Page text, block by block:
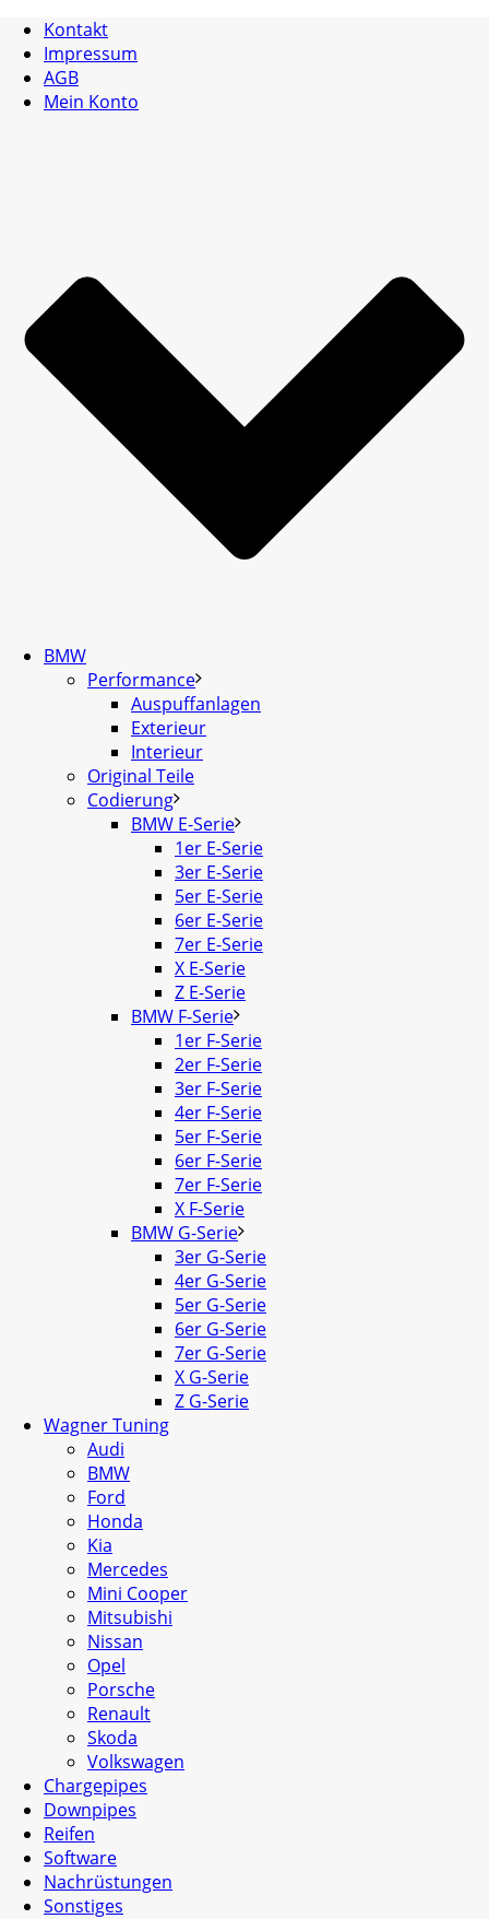
Kontakt
Impressum
AGB
Mein Konto
BMW
Performance
Auspuffanlagen
Exterieur
Interieur
Original Teile
Codierung
BMW E-Serie
1er E-Serie
3er E-Serie
5er E-Serie
6er E-Serie
7er E-Serie
X E-Serie
Z E-Serie
BMW F-Serie
1er F-Serie
2er F-Serie
3er F-Serie
4er F-Serie
5er F-Serie
6er F-Serie
7er F-Serie
X F-Serie
BMW G-Serie
3er G-Serie
4er G-Serie
5er G-Serie
6er G-Serie
7er G-Serie
X G-Serie
Z G-Serie
Wagner Tuning
Audi
BMW
Ford
Honda
Kia
Mercedes
Mini Cooper
Mitsubishi
Nissan
Opel
Porsche
Renault
Skoda
Volkswagen
Chargepipes
Downpipes
Reifen
Software
Nachrüstungen
Sonstiges